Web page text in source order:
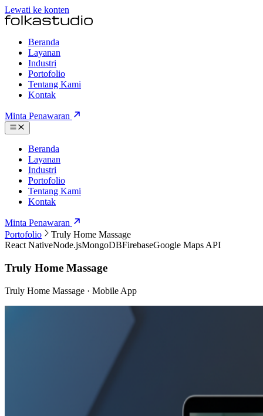
Lewati ke konten
Beranda
Layanan
Industri
Portofolio
Tentang Kami
Kontak
Minta Penawaran
Beranda
Layanan
Industri
Portofolio
Tentang Kami
Kontak
Minta Penawaran
Portofolio
Truly Home Massage
React NativeNode.jsMongoDBFirebaseGoogle Maps API
Truly Home Massage
Truly Home Massage · Mobile App